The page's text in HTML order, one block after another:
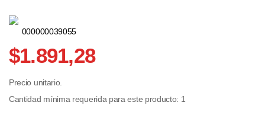
000000039055
$1.891,28
Precio unitario.
Cantidad mínima requerida para este producto: 1